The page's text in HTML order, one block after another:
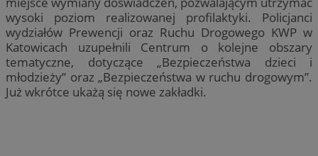
wysoki poziom realizowanej profilaktyki. Policjanci
wydziałów Prewencji oraz Ruchu Drogowego KWP w
Katowicach uzupełnili Centrum o kolejne obszary
tematyczne, dotyczące „Bezpieczeństwa dzieci i
młodzieży” oraz „Bezpieczeństwa w ruchu drogowym”.
Już wkrótce ukażą się nowe zakładki.